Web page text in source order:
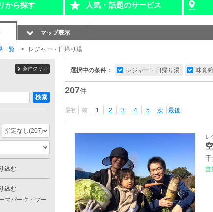
から探す 人気・話題のサービス
マップ表示
一覧 レジャー・日帰り湯
選択中の条件： レジャー・日帰り湯 味覚
207件
最初 前 1 2 3 4 5 次 最後
レ
営
条件クリア
検索
指定なし(207)
込む
込む
マパーク・プー